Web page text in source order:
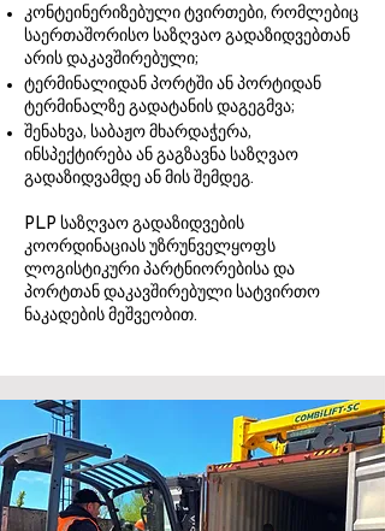
კონტეინერიზებული ტვირთები, რომლებიც
საერთაშორისო საზღვაო გადაზიდვებთან
არის დაკავშირებული;
ტერმინალიდან პორტში ან პორტიდან
ტერმინალზე გადატანის დაგეგმვა;
შენახვა, საბაჟო მხარდაჭერა,
ინსპექტირება ან გაგზავნა საზღვაო
გადაზიდვამდე ან მის შემდეგ.
PLP საზღვაო გადაზიდვების
კოორდინაციას უზრუნველყოფს
ლოგისტიკური პარტნიორებისა და
პორტთან დაკავშირებული სატვირთო
ნაკადების მეშვეობით.